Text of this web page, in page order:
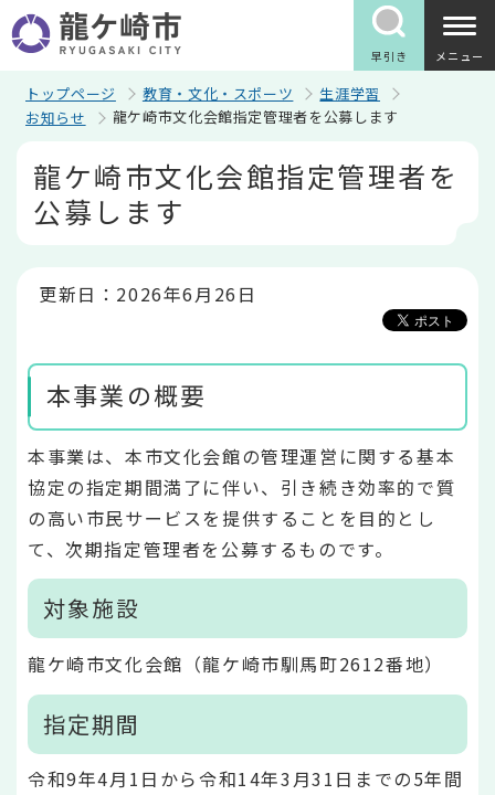
の
ペ
早引き メニュー
トップページ 教育・文化・スポーツ
生涯学習
お知らせ
龍ケ崎市文化会館指定管理者を公募します
龍ケ崎市文化会館指定管理者を
公募します
更新日：2026年6月26日
本事業の概要
本事業は、本市文化会館の管理運営に関する基本
協定の指定期間満了に伴い、引き続き効率的で質
の高い市民サービスを提供することを目的とし
て、次期指定管理者を公募するものです。
対象施設
龍ケ崎市文化会館（龍ケ崎市馴馬町2612番地）
指定期間
令和9年4月1日から令和14年3月31日までの5年間